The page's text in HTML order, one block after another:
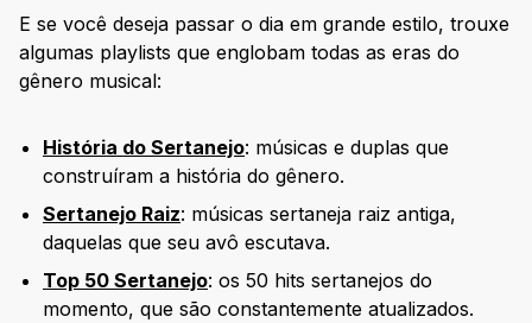
E se você deseja passar o dia em grande estilo, trouxe
algumas playlists que englobam todas as eras do
gênero musical:
História do Sertanejo: músicas e duplas que
construíram a história do gênero.
Sertanejo Raiz: músicas sertaneja raiz antiga,
daquelas que seu avô escutava.
Top 50 Sertanejo: os 50 hits sertanejos do
momento, que são constantemente atualizados.